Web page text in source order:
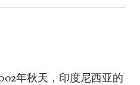
年秋天，印度尼西亚的